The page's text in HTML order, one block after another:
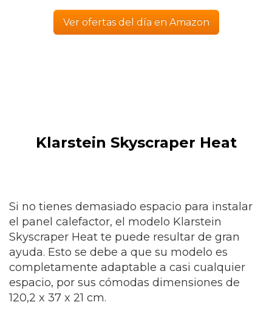
Ver ofertas del día en Amazon
Klarstein Skyscraper Heat
Si no tienes demasiado espacio para instalar
el panel calefactor, el modelo Klarstein
Skyscraper Heat te puede resultar de gran
ayuda. Esto se debe a que su modelo es
completamente adaptable a casi cualquier
espacio, por sus cómodas dimensiones de
120,2 x 37 x 21 cm.